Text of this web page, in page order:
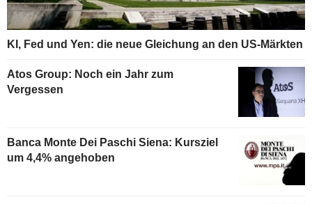
KI, Fed und Yen: die neue Gleichung an den US-Märkten
Atos Group: Noch ein Jahr zum
Vergessen
Banca Monte Dei Paschi Siena: Kursziel
um 4,4% angehoben